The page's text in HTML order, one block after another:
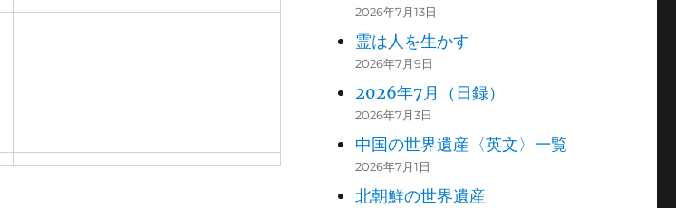
2026年7月13日
霊は人を生かす
2026年7月9日
2026年7月（日録）
2026年7月3日
中国の世界遺産〈英文〉一覧
2026年7月1日
北朝鮮の世界遺産